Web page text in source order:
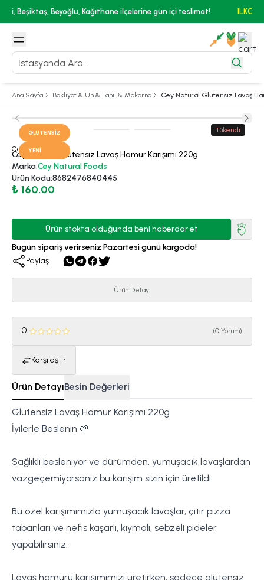
ILKOZEL10 kodunu kullan, ilk alışverişinde %10 indirimi
Ana Sayfa Bakliyat & Un & Tahıl & Makarna Cey Natural Glutensiz Lavaş
GLUTENSIZ
YENI
Tükendi
Cey Natural Foods
Cey Natural Glutensiz Lavaş Hamur Karışımı 220g
Marka:Cey Natural Foods
Ürün Kodu:8682476840445
₺ 160.00
Ürün stokta olduğunda beni haberdar et
Bugün sipariş verirseniz Pazartesi günü kargoda!
Paylaş
Ürün Detayı
0 (0 Yorum)
Karşılaştır
Ürün DetayıBesin Değerleri
Glutensiz Lavaş Hamur Karışımı 220g
İyilerle Beslenin 🌱
Sağlıklı besleniyor ve dürümden, yumuşacık lavaşlardan
vazgeçemiyorsanız bu karışım sizin için üretildi.
Bu özel karışımımızla yumuşacık lavaşlar, çıtır pizza
tabanları ve nefis kaşarlı, kıymalı, sebzeli pideler
yapabilirsiniz.
Lavaş hamuru karışımımızı üretirken, sadece glutensiz